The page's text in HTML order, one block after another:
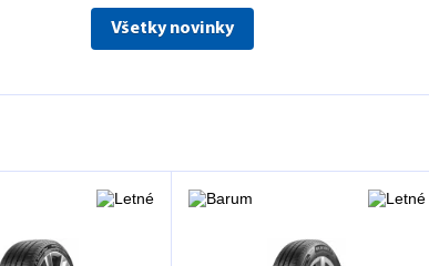
Všetky novinky